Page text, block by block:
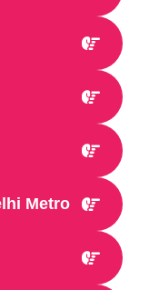
Metro